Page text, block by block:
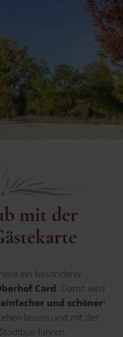
mit der
ein besonderer
Card. Damit wird
und schöner!
lassen und mit der
fahren.